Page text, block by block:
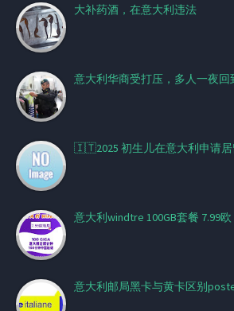
大补药酒，在意大利违法
意大利华商受打压，多人一夜回
🇮🇹2025 初生儿在意大利申请居
意大利windtre 100GB套餐 7.99欧
意大利邮局黑卡与黄卡区别